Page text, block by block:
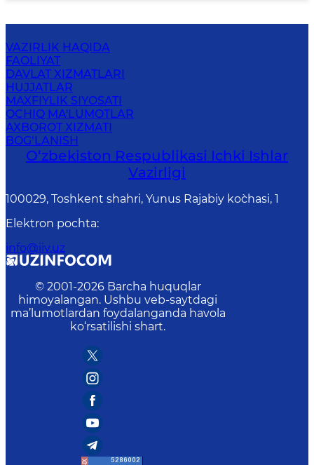
VAZIRLIK HAQIDA
FAOLIYAT
DAVLAT XIZMATLARI
HUJJATLAR
MAXFIYLIK SIYOSATI
OCHIQ MA'LUMOTLAR
AXBOROT XIZMATI
BOG‘LANISH
O‘zbеkiston Rеspublikаsi Ichki Ishlаr
Vаzirligi
100029, Toshkent shahri, Yunus Rаjаbiy ko`chаsi, 1
Elektron pochta:
info@iiv.uz
© 2001-2026 Barcha huquqlar
himoyalangan. Ushbu veb-saytdagi
ma’lumotlardan foydalanganda havola
ko‘rsatilishi shart.